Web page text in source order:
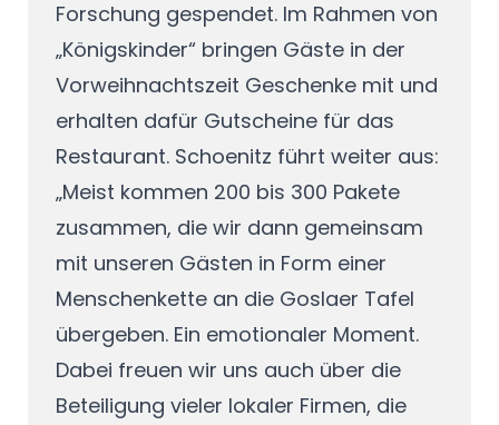
Forschung gespendet. Im Rahmen von
„Königskinder“ bringen Gäste in der
Vorweihnachtszeit Geschenke mit und
erhalten dafür Gutscheine für das
Restaurant. Schoenitz führt weiter aus:
„Meist kommen 200 bis 300 Pakete
zusammen, die wir dann gemeinsam
mit unseren Gästen in Form einer
Menschenkette an die Goslaer Tafel
übergeben. Ein emotionaler Moment.
Dabei freuen wir uns auch über die
Beteiligung vieler lokaler Firmen, die